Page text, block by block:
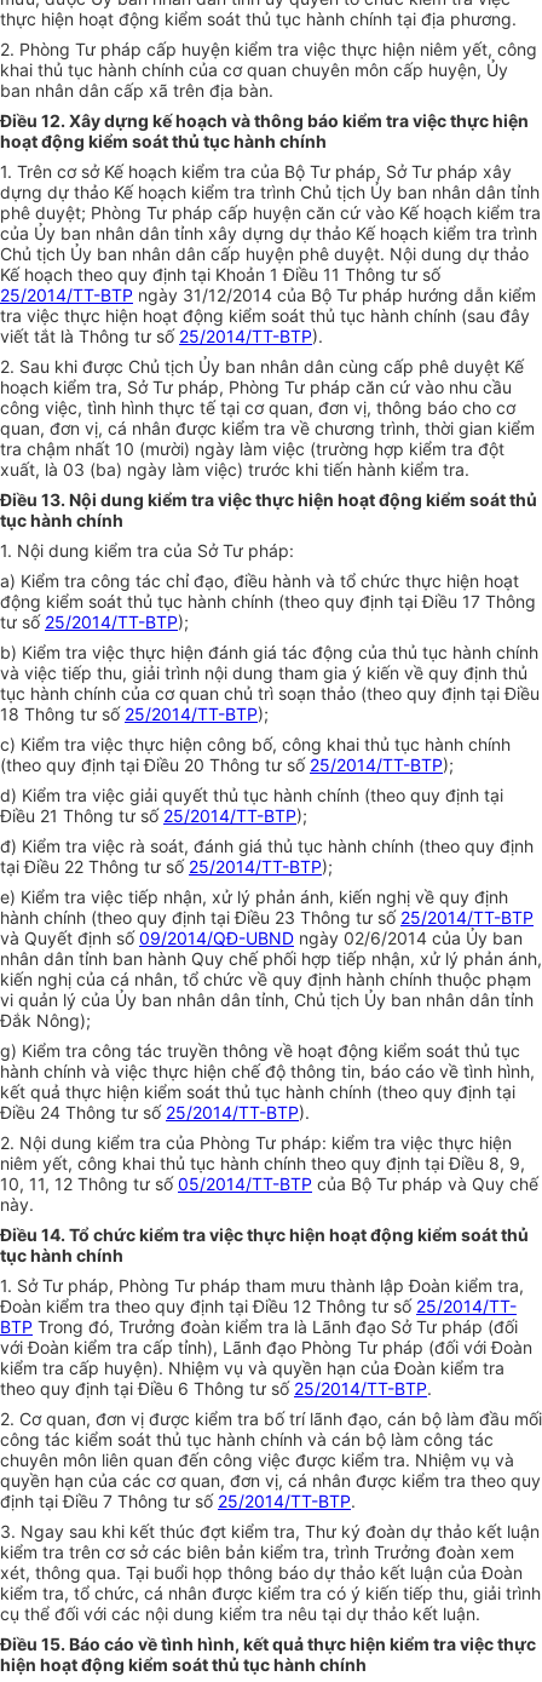
thực hiện hoạt động kiểm soát thủ tục hành chính tại địa phương.
2. Phòng Tư pháp cấp huyện kiểm tra việc thực hiện niêm yết, công
khai thủ tục hành chính của cơ quan chuyên môn cấp huyện, Ủy
ban nhân dân cấp xã trên địa bàn.
Điều 12. Xây dựng kế hoạch và thông báo kiểm tra việc thực hiện
hoạt động kiểm soát thủ tục hành chính
1. Trên cơ sở Kế hoạch kiểm tra của Bộ Tư pháp, Sở Tư pháp xây
dựng dự thảo Kế hoạch kiểm tra trình Chủ tịch Ủy ban nhân dân tỉnh
phê duyệt; Phòng Tư pháp cấp huyện căn cứ vào Kế hoạch kiểm tra
của Ủy ban nhân dân tỉnh xây dựng dự thảo Kế hoạch kiểm tra trình
Chủ tịch Ủy ban nhân dân cấp huyện phê duyệt. Nội dung dự thảo
Kế hoạch theo quy định tại Khoản 1 Điều 11 Thông tư số
25/2014/TT-BTP ngày 31/12/2014 của Bộ Tư pháp hướng dẫn kiểm
tra việc thực hiện hoạt động kiểm soát thủ tục hành chính (sau đây
viết tắt là Thông tư số 25/2014/TT-BTP).
2. Sau khi được Chủ tịch Ủy ban nhân dân cùng cấp phê duyệt Kế
hoạch kiểm tra, Sở Tư pháp, Phòng Tư pháp căn cứ vào nhu cầu
công việc, tình hình thực tế tại cơ quan, đơn vị, thông báo cho cơ
quan, đơn vị, cá nhân được kiểm tra về chương trình, thời gian kiểm
tra chậm nhất 10 (mười) ngày làm việc (trường hợp kiểm tra đột
xuất, là 03 (ba) ngày làm việc) trước khi tiến hành kiểm tra.
Điều 13. Nội dung kiểm tra việc thực hiện hoạt động kiểm soát thủ
tục hành chính
1. Nội dung kiểm tra của Sở Tư pháp:
a) Kiểm tra công tác chỉ đạo, điều hành và tổ chức thực hiện hoạt
động kiểm soát thủ tục hành chính (theo quy định tại Điều 17 Thông
tư số 25/2014/TT-BTP);
b) Kiểm tra việc thực hiện đánh giá tác động của thủ tục hành chính
và việc tiếp thu, giải trình nội dung tham gia ý kiến về quy định thủ
tục hành chính của cơ quan chủ trì soạn thảo (theo quy định tại Điều
18 Thông tư số 25/2014/TT-BTP);
c) Kiểm tra việc thực hiện công bố, công khai thủ tục hành chính
(theo quy định tại Điều 20 Thông tư số 25/2014/TT-BTP);
d) Kiểm tra việc giải quyết thủ tục hành chính (theo quy định tại
Điều 21 Thông tư số 25/2014/TT-BTP);
đ) Kiểm tra việc rà soát, đánh giá thủ tục hành chính (theo quy định
tại Điều 22 Thông tư số 25/2014/TT-BTP);
e) Kiểm tra việc tiếp nhận, xử lý phản ánh, kiến nghị về quy định
hành chính (theo quy định tại Điều 23 Thông tư số 25/2014/TT-BTP
và Quyết định số09/2014/QĐ-UBND ngày 02/6/2014 của Ủy ban
nhân dân tỉnh ban hành Quy chế phối hợp tiếp nhận, xử lý phản ánh,
kiến nghị của cá nhân, tổ chức về quy định hành chính thuộc phạm
vi quản lý của Ủy ban nhân dân tỉnh, Chủ tịch Ủy ban nhân dân tỉnh
Đắk Nông);
g) Kiểm tra công tác truyền thông về hoạt động kiểm soát thủ tục
hành chính và việc thực hiện chế độ thông tin, báo cáo về tình hình,
kết quả thực hiện kiểm soát thủ tục hành chính (theo quy định tại
Điều 24 Thông tư số 25/2014/TT-BTP).
2. Nội dung kiểm tra của Phòng Tư pháp: kiểm tra việc thực hiện
niêm yết, công khai thủ tục hành chính theo quy định tại Điều 8, 9,
10, 11, 12 Thông tư số05/2014/TT-BTP của Bộ Tư pháp và Quy chế
này.
Điều 14. Tổ chức kiểm tra việc thực hiện hoạt động kiểm soát thủ
tục hành chính
1. Sở Tư pháp, Phòng Tư pháp tham mưu thành lập Đoàn kiểm tra,
Đoàn kiểm tra theo quy định tại Điều 12 Thông tư số 25/2014/TT-
BTP Trong đó, Trưởng đoàn kiểm tra là Lãnh đạo Sở Tư pháp (đối
với Đoàn kiểm tra cấp tỉnh), Lãnh đạo Phòng Tư pháp (đối với Đoàn
kiểm tra cấp huyện). Nhiệm vụ và quyền hạn của Đoàn kiểm tra
theo quy định tại Điều 6 Thông tư số 25/2014/TT-BTP.
2. Cơ quan, đơn vị được kiểm tra bố trí lãnh đạo, cán bộ làm đầu mối
công tác kiểm soát thủ tục hành chính và cán bộ làm công tác
chuyên môn liên quan đến công việc được kiểm tra. Nhiệm vụ và
quyền hạn của các cơ quan, đơn vị, cá nhân được kiểm tra theo quy
định tại Điều 7 Thông tư số 25/2014/TT-BTP.
3. Ngay sau khi kết thúc đợt kiểm tra, Thư ký đoàn dự thảo kết luận
kiểm tra trên cơ sở các biên bản kiểm tra, trình Trưởng đoàn xem
xét, thông qua. Tại buổi họp thông báo dự thảo kết luận của Đoàn
kiểm tra, tổ chức, cá nhân được kiểm tra có ý kiến tiếp thu, giải trình
cụ thể đối với các nội dung kiểm tra nêu tại dự thảo kết luận.
Điều 15. Báo cáo về tình hình, kết quả thực hiện kiểm tra việc thực
hiện hoạt động kiểm soát thủ tục hành chính